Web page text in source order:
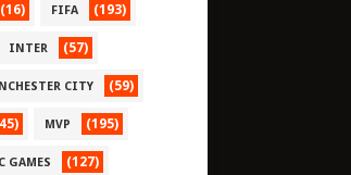
(16) FIFA (193)
INTER (57)
CITY (59)
MVP (195)
GAMES (127)